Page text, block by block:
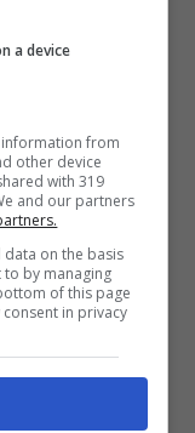
il quale
da un
invece, non
del
passato,
per la targa
a device
from
other device
with 319
and our partners
on the basis
to by managing
of this page
in privacy